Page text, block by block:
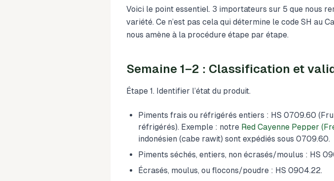
Voici le point essentiel. 3 importateurs sur 5 que nous
variété. Ce n’est pas cela qui détermine le code SH au
nous amène à la procédure étape par étape.
Semaine 1–2 : Classification et
Étape 1. Identifier l’état du produit.
Piments frais ou réfrigérés entiers : HS 0709.60
réfrigérés). Exemple : notre Red Cayenne Pepper
indonésien (cabe rawit) sont expédiés sous 0709.60.
Piments séchés, entiers, non écrasés/moulus : HS
Écrasés, moulus, ou flocons/poudre : HS 0904.22.